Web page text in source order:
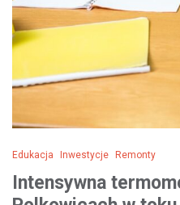
Edukacja Inwestycje Remonty
Intensywna